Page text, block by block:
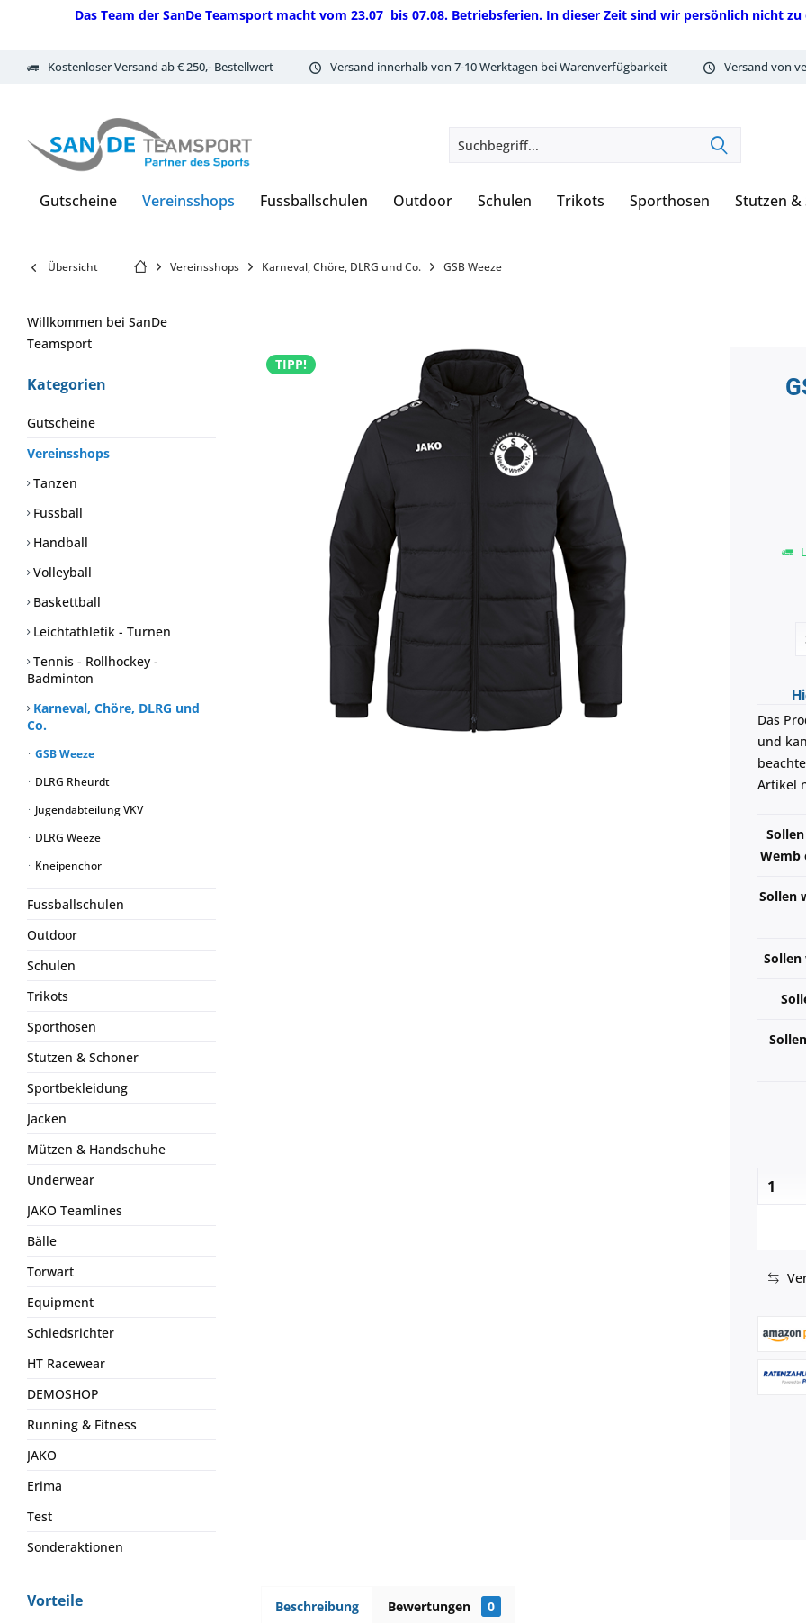
Das Team der SanDe Teamsport macht vom 23.07 bis 07.08. Betriebsferien. In dieser Zeit sind wir persönlich nicht
Kostenloser Versand ab € 250,- Bestellwert Versand innerhalb von 7-10 Werktagen bei Warenverfügbarkeit Versand von
Gutscheine Vereinsshops Fussballschulen Outdoor Schulen Trikots Sporthosen Stutzen &
Übersicht Vereinsshops Karneval, Chöre, DLRG und Co. GSB Weeze
Willkommen bei SanDe
Teamsport
Kategorien
Gutscheine
Vereinsshops
Tanzen
Fussball
Handball
Volleyball
Baskettball
Leichtathletik - Turnen
Tennis - Rollhockey -
Badminton
Karneval, Chöre, DLRG und
Co.
GSB Weeze
DLRG Rheurdt
Jugendabteilung VKV
DLRG Weeze
Kneipenchor
Fussballschulen
Outdoor
Schulen
Trikots
Sporthosen
Stutzen & Schoner
Sportbekleidung
Jacken
Mützen & Handschuhe
Underwear
JAKO Teamlines
Bälle
Torwart
Equipment
Schiedsrichter
HT Racewear
DEMOSHOP
Running & Fitness
JAKO
Erima
Test
Sonderaktionen
Vorteile
TIPP!
Das
und
Artikel
Wemb
Sollen
Beschreibung Bewertungen 0